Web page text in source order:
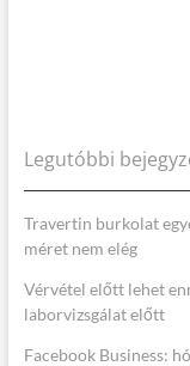
Legutóbbi
Travertin burkolat
méret nem elég
Vérvétel előtt lehet
laborvizsgálat előtt
Facebook Business: